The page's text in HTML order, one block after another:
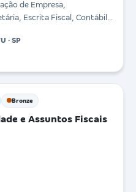
de Empresa,
Escrita Fiscal, Contábil,
· SP
Bronze
e Assuntos Fiscais